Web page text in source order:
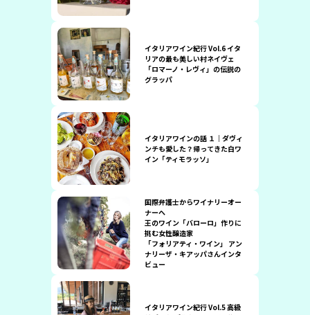
イタリアワイン紀行 Vol.6 イタ
リアの最も美しい村ネイヴェ
「ロマーノ・レヴィ」の伝説の
グラッパ
イタリアワインの話 １｜ダヴィ
ンチも愛した？帰ってきた白ワ
イン「ティモラッソ」
国際弁護士からワイナリーオー
ナーへ
王のワイン「バローロ」作りに
挑む女性醸造家
「フォリアティ・ワイン」 アン
ナリーザ・キアッパさんインタ
ビュー
イタリアワイン紀行 Vol.5 高級